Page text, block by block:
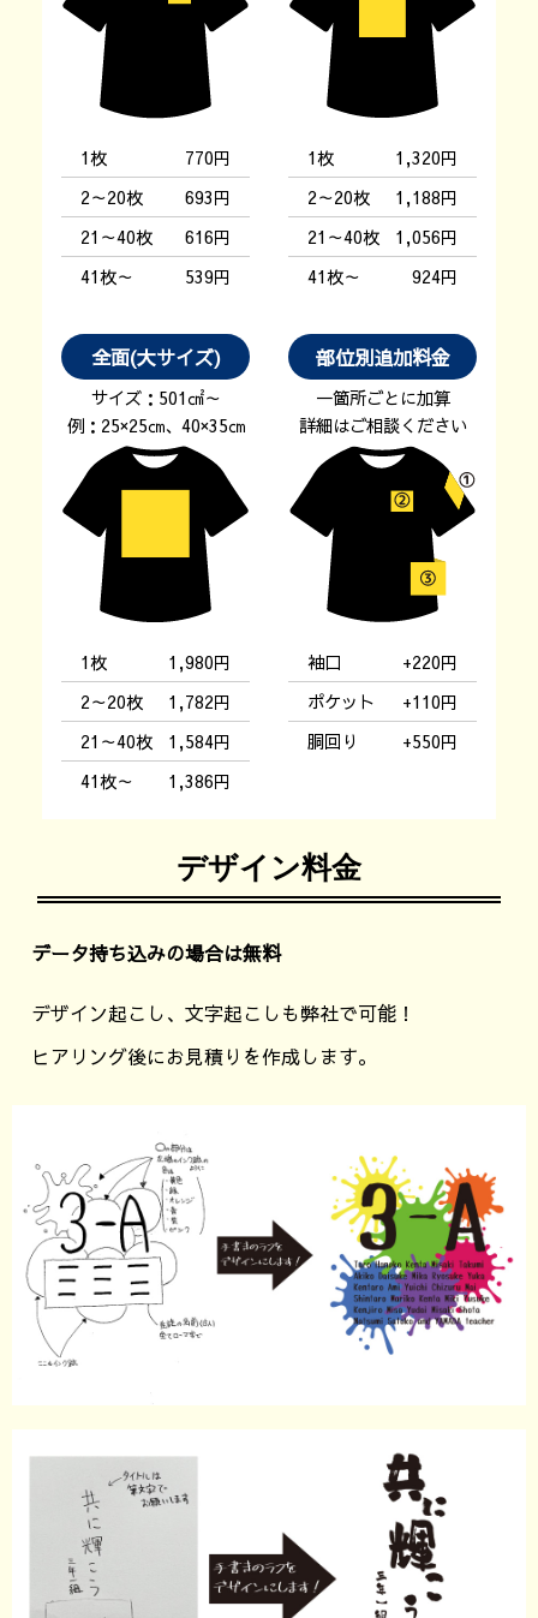
1枚
770円
2～20枚
693円
21～40枚
616円
41枚～
539円
1枚
1,320円
2～20枚
1,188円
21～40枚
1,056円
41枚～
924円
全面(大サイズ)
サイズ：501㎠～
例：25×25㎝、40×35㎝
1枚
1,980円
2～20枚
1,782円
21～40枚
1,584円
41枚～
1,386円
部位別追加料金
一箇所ごとに加算
詳細はご相談ください
袖口
+220円
ポケット
+110円
胴回り
+550円
デザイン料金
データ持ち込みの場合は無料
デザイン起こし、文字起こしも弊社で可能！
ヒアリング後にお見積りを作成します。